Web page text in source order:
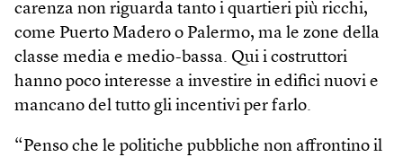
carenza non riguarda tanto i quartieri più ricchi,
come Puerto Madero o Palermo, ma le zone della
classe media e medio-bassa. Qui i costruttori
hanno poco interesse a investire in edifici nuovi e
mancano del tutto gli incentivi per farlo.
“Penso che le politiche pubbliche non affrontino il